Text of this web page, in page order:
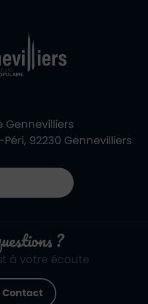
Gennevilliers
Péri, 92230 Gennevilliers
?
à votre écoute
Contact